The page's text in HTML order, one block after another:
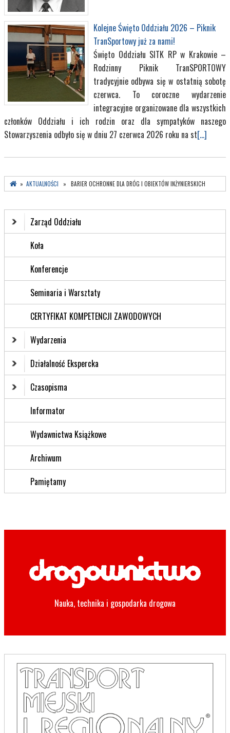
Kolejne Święto Oddziału 2026 – Piknik
TranSportowy już za nami!
Święto Oddziału SITK RP w Krakowie –
Rodzinny Piknik TranSPORTOWY
tradycyjnie odbywa się w ostatnią sobotę
czerwca. To coroczne wydarzenie
integracyjne organizowane dla wszystkich
członków Oddziału i ich rodzin oraz dla sympatyków naszego
Stowarzyszenia odbyło się w dniu 27 czerwca 2026 roku na st[...]
» AKTUALNOŚCI » BARIER OCHRONNE DLA DRÓG I OBIEKTÓW INŻYNIERSKICH
Zarząd Oddziału
Koła
Konferencje
Seminaria i Warsztaty
CERTYFIKAT KOMPETENCJI ZAWODOWYCH
Wydarzenia
Działalność Ekspercka
Czasopisma
Informator
Wydawnictwa Książkowe
Archiwum
Pamiętamy
Nauka, technika i gospodarka drogowa